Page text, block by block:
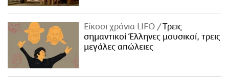
Είκοσι χρόνια LIFO
Tρεις
σημαντικοί Έλληνες μουσικοί, τρεις
μεγάλες απώλειες